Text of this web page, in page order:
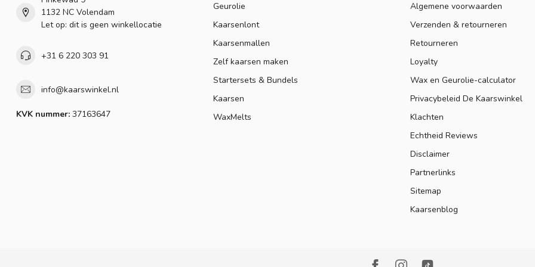
1132 NC Volendam
Let op: dit is geen winkellocatie
+31 6 220 303 91
info@kaarswinkel.nl
KVK nummer: 37163647
Geurolie
Kaarsenlont
Kaarsenmallen
Zelf kaarsen maken
Startersets & Bundels
Kaarsen
WaxMelts
Algemene voorwaarden
Verzenden & retourneren
Retourneren
Loyalty
Wax en Geurolie-calculator
Privacybeleid De Kaarswinkel
Klachten
Echtheid Reviews
Disclaimer
Partnerlinks
Sitemap
Kaarsenblog